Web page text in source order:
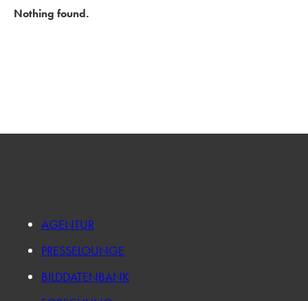
Nothing found.
AGENTUR
PRESSELOUNGE
BILDDATENBANK